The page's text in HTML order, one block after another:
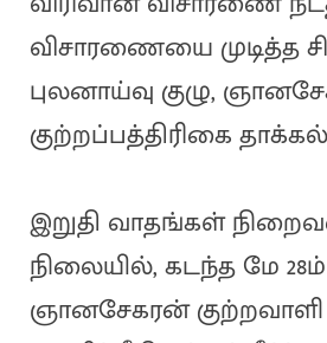
விசாரணையை முடித்த
புலனாய்வு குழு,
குற்றப்பத்திரிகை
இறுதி வாதங்கள்
நிலையில், கடந்த மே
ஞானசேகரன்